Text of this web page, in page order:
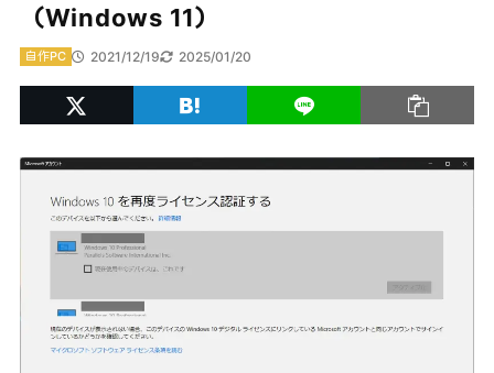
（Windows 11）
2021/12/19 2025/01/20
自作PC